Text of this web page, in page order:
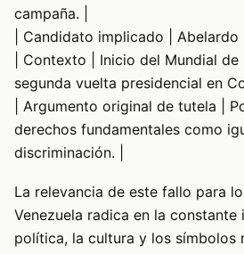
campaña. |
| Candidato implicado | Abelardo
| Contexto | Inicio del Mundial
segunda vuelta presidencial en
| Argumento original de tutela |
derechos fundamentales como
discriminación. |
La relevancia de este fallo para
Venezuela radica en la
política, la cultura y los símbolos